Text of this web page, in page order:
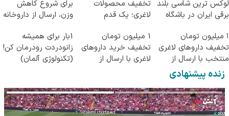
لوکس ترین شاسی بلند
برقی ایران در باشگاه
تخفیف محصولات
لاغری؛ یک قدم
کاهش وزن
برای شروع کاهش
وزن، ارسال از داروخانه
۱ میلیون تومان
تخفیف داروهای لاغری
منتخب با ارسال از
داروخانه نزدیکت
1 میلیون تومان
تخفیف خرید داروهای
لاغری با ارسال از
1بار برای همیشه
زانودردت رودرمان کن!
(تکنولوژی آلمان)
زنده پیشنهادی